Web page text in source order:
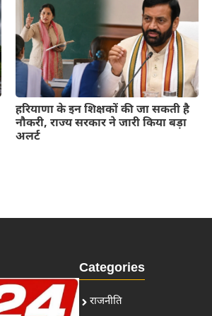
हरियाणा के इन शिक्षकों की जा सकती है
नौकरी, राज्य सरकार ने जारी किया बड़ा
अलर्ट
Categories
राजनीति